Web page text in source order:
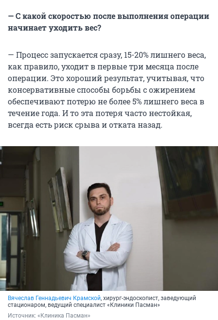
— С какой скоростью после выполнения операции
начинает уходить вес?
— Процесс запускается сразу, 15-20% лишнего веса,
как правило, уходит в первые три месяца после
операции. Это хороший результат, учитывая, что
консервативные способы борьбы с ожирением
обеспечивают потерю не более 5% лишнего веса в
течение года. И то эта потеря часто нестойкая,
всегда есть риск срыва и отката назад.
Вячеслав Геннадьевич Крамской, хирург-эндоскопист, заведующий
стационаром, ведущий специалист «Клиники Пасман»
Источник: «Клиника Пасман»